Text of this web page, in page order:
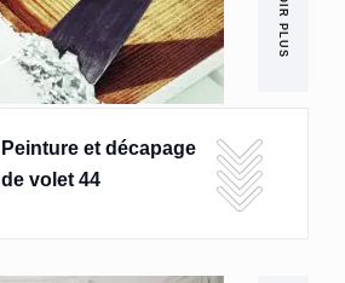
Peinture et décapage
de volet 44